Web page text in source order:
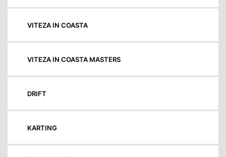
VITEZA IN COASTA
VITEZA IN COASTA MASTERS
DRIFT
KARTING